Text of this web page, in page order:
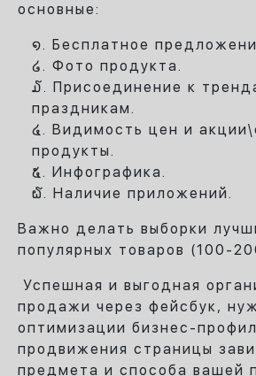
основные:
Бесплатное
Фото продукта.
Присоединение к
праздникам.
Видимость цен и
продукты.
Инфографика.
Наличие приложений.
Важно делать выборки
популярных товаров (100-
Успешная и выгодная
продажи через фейсбук,
оптимизации бизнес-
продвижения страницы
предмета и способа вашей